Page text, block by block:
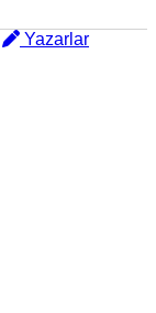
Yazarlar